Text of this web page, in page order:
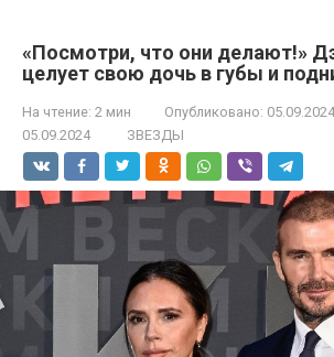
«Посмотри, что они делают!»
целует свою дочь в губы и
На чтение: 2 мин Опубликовано: 05.09.2024
05.09.2024
ЗВЕЗДЫ